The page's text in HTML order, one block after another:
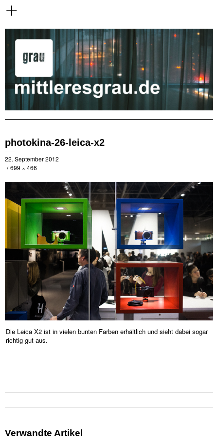
photokina-26-leica-x2
22. September 2012
699 × 466
Die Leica X2 ist in vielen bunten Farben erhältlich und sieht dabei sogar
richtig gut aus.
Verwandte Artikel